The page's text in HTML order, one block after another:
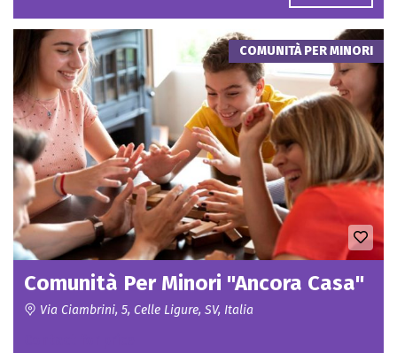
COMUNITÀ PER MINORI
Comunità Per Minori "Ancora Casa"
Via Ciambrini, 5, Celle Ligure, SV, Italia